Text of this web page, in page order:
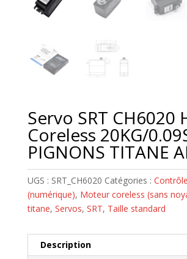
Servo SRT CH6020
Coreless 20KG/
PIGNONS TITANE
UGS : SRT_CH6020 Catégories :
(numérique), Moteur coreless (sans
titane, Servos, SRT, Taille standard
Description